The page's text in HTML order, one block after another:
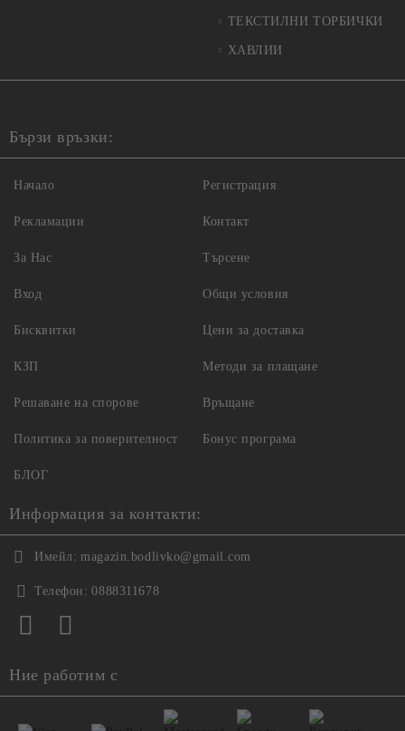
ТЕКСТИЛНИ ТОРБИЧКИ
ХАВЛИИ
Бързи връзки:
Начало
Рекламации
За Нас
Вход
Регистрация
Контакт
Търсене
Общи условия
Бисквитки
КЗП
Решаване на спорове
Политика за поверителност
Цени за доставка
Методи за плащане
Връщане
Бонус програма
БЛОГ
Информация за контакти:
Имейл: magazin.bodlivko@gmail.com
Телефон: 0888311678
Ние работим с